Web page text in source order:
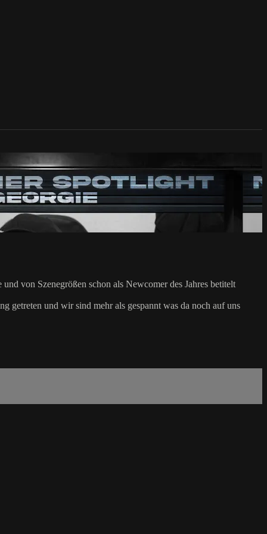
von Szenegrößen schon als Newcomer des Jahres betitelt
getreten und wir sind mehr als gespannt was da noch auf uns